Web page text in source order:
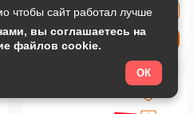
Купить
чтобы сайт работал лучше
вы соглашаетесь на
файлов cookie.
ОК